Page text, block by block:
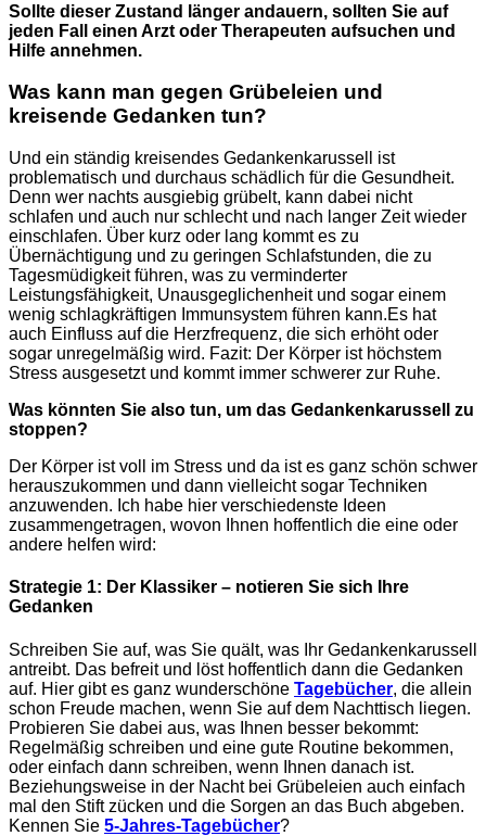
Sollte dieser Zustand länger andauern, sollten Sie auf
jeden Fall einen Arzt oder Therapeuten aufsuchen und
Hilfe annehmen.
Was kann man gegen Grübeleien und
kreisende Gedanken tun?
Und ein ständig kreisendes Gedankenkarussell ist
problematisch und durchaus schädlich für die Gesundheit.
Denn wer nachts ausgiebig grübelt, kann dabei nicht
schlafen und auch nur schlecht und nach langer Zeit wieder
einschlafen. Über kurz oder lang kommt es zu
Übernächtigung und zu geringen Schlafstunden, die zu
Tagesmüdigkeit führen, was zu verminderter
Leistungsfähigkeit, Unausgeglichenheit und sogar einem
wenig schlagkräftigen Immunsystem führen kann.Es hat
auch Einfluss auf die Herzfrequenz, die sich erhöht oder
sogar unregelmäßig wird. Fazit: Der Körper ist höchstem
Stress ausgesetzt und kommt immer schwerer zur Ruhe.
Was könnten Sie also tun, um das Gedankenkarussell zu
stoppen?
Der Körper ist voll im Stress und da ist es ganz schön schwer
herauszukommen und dann vielleicht sogar Techniken
anzuwenden. Ich habe hier verschiedenste Ideen
zusammengetragen, wovon Ihnen hoffentlich die eine oder
andere helfen wird:
Strategie 1: Der Klassiker – notieren Sie sich Ihre
Gedanken
Schreiben Sie auf, was Sie quält, was Ihr Gedankenkarussell
antreibt. Das befreit und löst hoffentlich dann die Gedanken
auf. Hier gibt es ganz wunderschöne Tagebücher, die allein
schon Freude machen, wenn Sie auf dem Nachttisch liegen.
Probieren Sie dabei aus, was Ihnen besser bekommt:
Regelmäßig schreiben und eine gute Routine bekommen,
oder einfach dann schreiben, wenn Ihnen danach ist.
Beziehungsweise in der Nacht bei Grübeleien auch einfach
mal den Stift zücken und die Sorgen an das Buch abgeben.
Kennen Sie 5-Jahres-Tagebücher?